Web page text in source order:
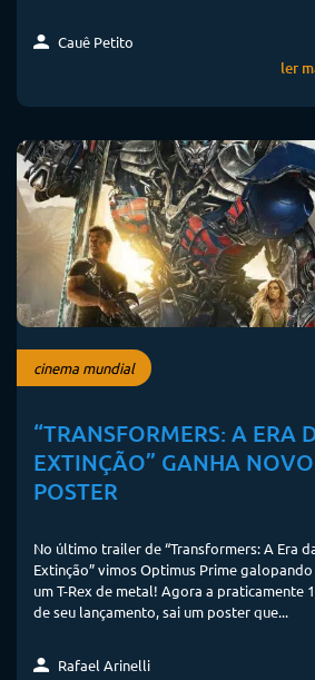
Cauê Petito
ler
cinema mundial
“TRANSFORMERS: A ERA
EXTINÇÃO” GANHA NOVO
POSTER
No último trailer de “Transformers: A Era
Extinção” vimos Optimus Prime
um T-Rex de metal! Agora a praticamente
de seu lançamento, sai um poster que...
Rafael Arinelli